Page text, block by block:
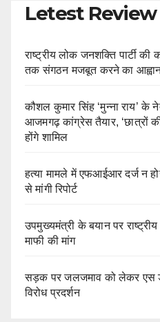
Letest Review
राष्ट्रीय लोक जनशक्ति पार्टी
तक संगठन मजबूत करने का
कौशल कुमार सिंह ‘मुन्ना राय’ के
आजमगढ़ कांग्रेस तैयार, ‘छात्रों
होंगे शामिल
हत्या मामले में एफआईआर दर्ज न
से मांगी रिपोर्ट
उपमुख्यमंत्री के बयान पर
माफी की मांग
सड़क पर जलजमाव को लेकर एस
विरोध प्रदर्शन